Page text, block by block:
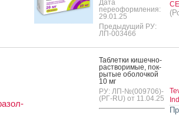
Дата
переоформления:
29.01.25
Предыдущий РУ:
ЛП-003466
Таб­летки ки­шеч­но­
рас­тво­римые, пок­
ры­тые обо­лоч­кой
10 мг
РУ: ЛП-№(009706)-
(РГ-RU) от 11.04.25